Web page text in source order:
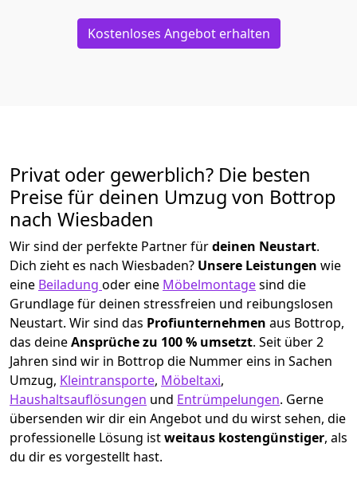
Kostenloses Angebot erhalten
Privat oder gewerblich? Die besten
Preise für deinen Umzug von Bottrop
nach Wiesbaden
Wir sind der perfekte Partner fürdeinen Neustart.
Dich zieht es nach Wiesbaden? Unsere Leistungen wie
eine Beiladung oder eine Möbelmontagesind die
Grundlage für deinen stressfreien und reibungslosen
Neustart. Wir sind das Profiunternehmen aus Bottrop,
das deineAnsprüche zu 100 % umsetzt. Seit über 2
Jahren sind wir in Bottrop die Nummer eins in Sachen
Umzug, Kleintransporte, Möbeltaxi,
Haushaltsauflösungen und Entrümpelungen. Gerne
übersenden wir dir ein Angebot und du wirst sehen, die
professionelle Lösung istweitaus kostengünstiger, als
du dir es vorgestellt hast.